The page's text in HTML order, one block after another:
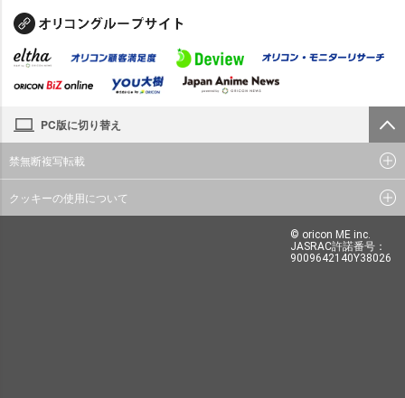
PC版に切り替え
禁無断複写転載
クッキーの使用について
© oricon ME inc.
JASRAC許諾番号：
9009642140Y38026